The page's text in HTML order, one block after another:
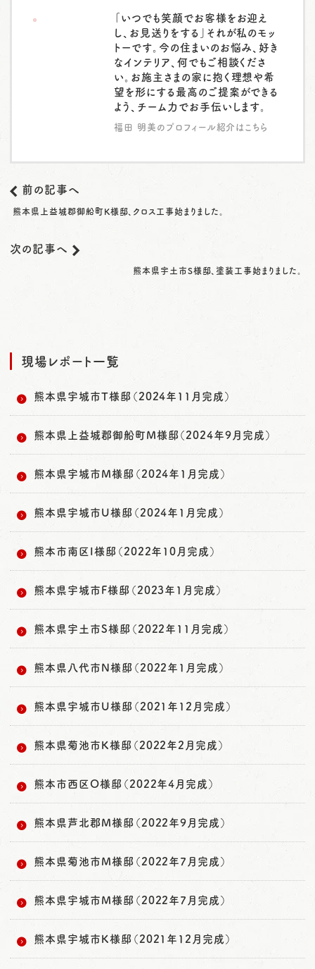
「いつでも笑顔でお客様をお迎え
し、お見送りをする」それが私のモッ
トーです。今の住まいのお悩み、好き
なインテリア、何でもご相談くださ
い。お施主さまの家に抱く理想や希
望を形にする最高のご提案ができる
よう、チーム力でお手伝いします。
福田 明美のプロフィール紹介はこちら
前の記事へ
熊本県上益城郡御船町K様邸、クロス工事始まりました。
次の記事へ
熊本県宇土市S様邸、塗装工事始まりました。
現場レポート一覧
熊本県宇城市T様邸（2024年11月完成）
熊本県上益城郡御船町M様邸（2024年9月完成）
熊本県宇城市M様邸（2024年1月完成）
熊本県宇城市U様邸（2024年1月完成）
熊本市南区I様邸（2022年10月完成）
熊本県宇城市F様邸（2023年1月完成）
熊本県宇土市S様邸（2022年11月完成）
熊本県八代市N様邸（2022年1月完成）
熊本県宇城市U様邸（2021年12月完成）
熊本県菊池市K様邸（2022年2月完成）
熊本市西区O様邸（2022年4月完成）
熊本県芦北郡M様邸（2022年9月完成）
熊本県菊池市M様邸（2022年7月完成）
熊本県宇城市M様邸（2022年7月完成）
熊本県宇城市K様邸（2021年12月完成）